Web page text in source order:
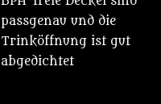
passgenau und die
Trinköffnung ist gut
abgedichtet